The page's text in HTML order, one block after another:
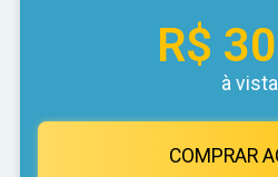
R$
à vista
COMPRAR